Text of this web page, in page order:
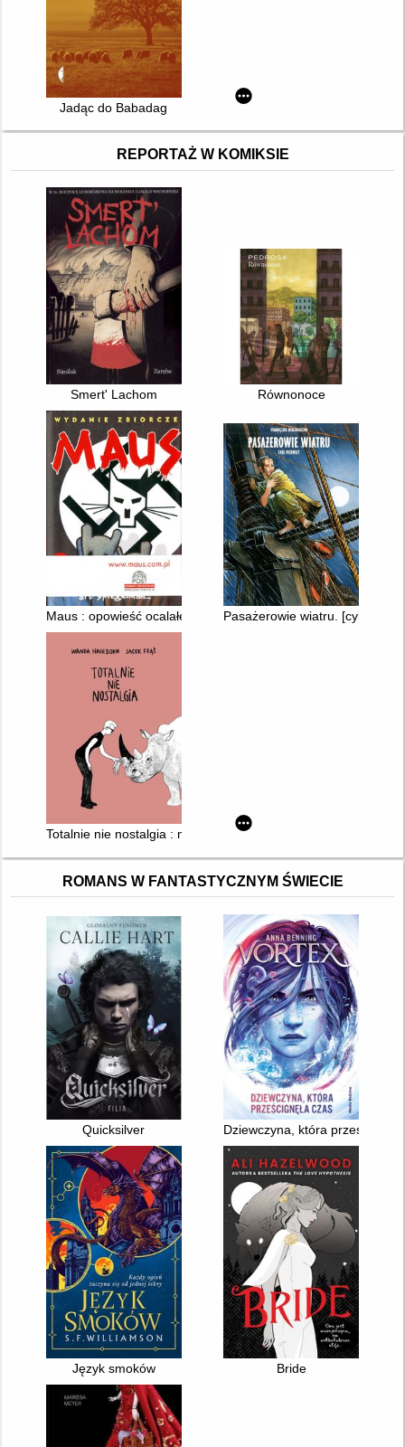
Jadąc do Babadag
REPORTAŻ W KOMIKSIE
Smert' Lachom Równonoce
Maus : opowieść ocalałego. 1, 2,Pasażerowie wiatru. [cykl 1]
Totalnie nie nostalgia : memuar
ROMANS W FANTASTYCZNYM ŚWIECIE
Quicksilver Dziewczyna, która
Język smoków Bride